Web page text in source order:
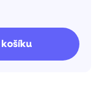
košíku